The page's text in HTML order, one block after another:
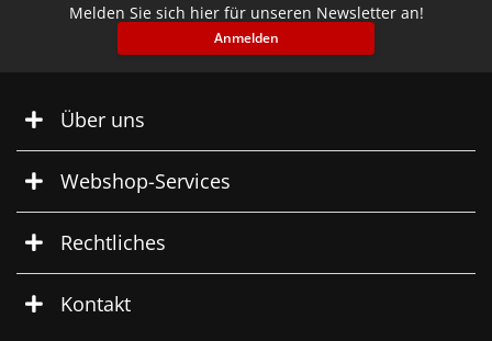
Melden Sie sich hier für unseren Newsletter an!
Anmelden
Über uns
Webshop-Services
Rechtliches
Kontakt